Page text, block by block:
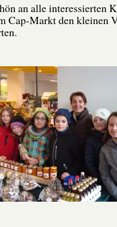
an alle interessierten
Cap-Markt den kleinen